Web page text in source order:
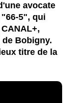
avocate
5", qui
Bobigny.
titre de la